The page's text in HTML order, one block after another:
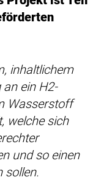
inhaltlichem
ein H2-
Wasserstoff
welche sich
und so einen
sollen.